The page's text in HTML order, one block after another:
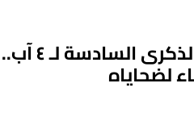
في
لضحاياه